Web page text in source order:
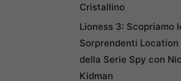
Cristallino
Lioness 3: Scopriamo
Sorprendenti Location
della Serie Spy con
Kidman